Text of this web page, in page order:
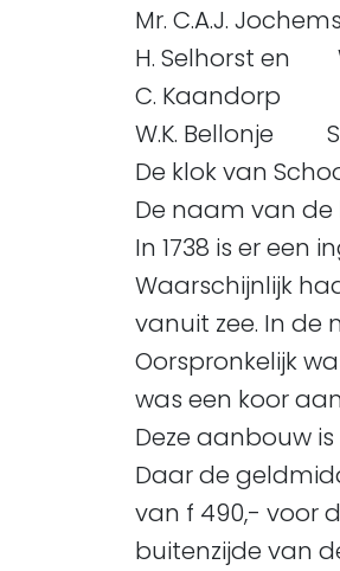
Mr. C.A.J.
H. Selhorst en
C. Kaandorp
W.K. Bellonje
De klok van
De naam van de
In 1738 is er een
Waarschijnlijk
vanuit zee. In de
Oorspronkelijk
was een koor
Deze aanbouw
Daar de
van f 490,- voor
buitenzijde van